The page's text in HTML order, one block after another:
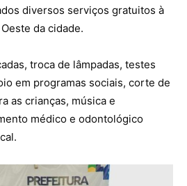
diversos serviços gratuitos à
da cidade.
troca de lâmpadas, testes
em programas sociais, corte de
as crianças, música e
médico e odontológico